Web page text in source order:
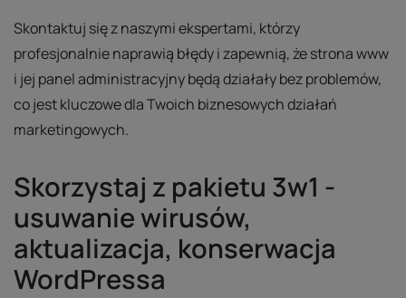
Skontaktuj się z naszymi ekspertami, którzy
profesjonalnie naprawią błędy i zapewnią, że strona www
i jej panel administracyjny będą działały bez problemów,
co jest kluczowe dla Twoich biznesowych działań
marketingowych.
Skorzystaj z pakietu 3w1 -
usuwanie wirusów,
aktualizacja, konserwacja
WordPressa